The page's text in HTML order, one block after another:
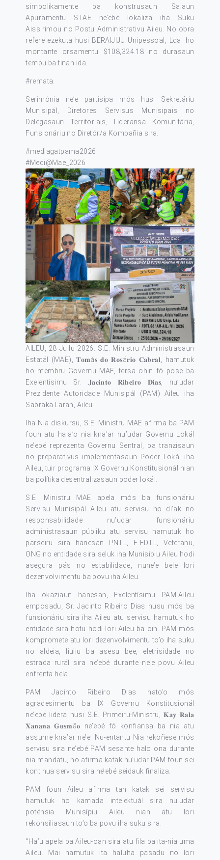
simbolikamente ba konstrusaun Salaun
Apuramentu STAE ne’ebé lokaliza iha Suku
Aissirimou no Postu Administrativu Aileu. No obra
refere ezekuta husi BERAIJIJU Unipessoal, Lda: ho
montante orsamentu $108,324.18 no durasaun
tempu ba tinan ida.
#remata.
Serimónia ne’e partisipa mós husi Sekretáriu
Munisipál, Diretores Servisus Munisipais no
Delegasaun Territoriais, Lideransa Komunitária,
Funsionáriu no Diretór/a Kompañia sira.
#mediagatpama2026
#Medi@Mae_2026
AILEU, 28 Jullu 2026. S.E. Ministru Administrasaun
Estatál (MAE), 𝐓𝐨𝐦á𝐬 𝐝𝐨 𝐑𝐨𝐬á𝐫𝐢𝐨 𝐂𝐚𝐛𝐫𝐚𝐥, hamutuk
ho membru Governu MAE, tersa ohin fó pose ba
Exelentísimu Sr. 𝐉𝐚𝐜𝐢𝐧𝐭𝐨 𝐑𝐢𝐛𝐞𝐢𝐫𝐨 𝐃𝐢𝐚𝐬, nu’udar
Prezidente Autoridade Munisipál (PAM) Aileu iha
Sabraka Laran, Aileu.
Iha Nia diskursu, S.E. Ministru MAE afirma ba PAM
foun atu hala’o nia kna’ar nu’udar Governu Lokál
ne’ebé reprezenta Governu Sentral, ba tranzisaun
no preparativus implementasaun Poder Lokál iha
Aileu, tuir programa IX Governu Konstitusionál nian
ba polítika desentralizasaun poder lokál.
S.E. Ministru MAE apela mós ba funsionáriu
Servisu Munisipál Aileu atu servisu ho di’ak no
responsabilidade nu’udar funsionáriu
administrasaun públiku atu servisu hamutuk ho
parseiru sira hanesan PNTL, F-FDTL, Veteranu,
ONG no entidade sira seluk iha Munisípiu Aileu hodi
asegura pás no estabilidade, nune’e bele lori
dezenvolvimentu ba povu iha Aileu.
Iha okaziaun hanesan, Exelentísimu PAM-Aileu
emposadu, Sr. Jacinto Ribeiro Dias husu mós ba
funsionáriu sira iha Aileu atu servisu hamutuk ho
entidade sira hotu hodi lori Aileu ba oin. PAM mós
kompromete atu lori dezenvolvimentu to’o iha suku
no aldeia, liuliu ba asesu bee, eletrisidade no
estrada rurál sira ne’ebé durante ne’e povu Aileu
enfrenta hela.
PAM Jacinto Ribeiro Dias hato’o mós
agradesimentu ba IX Governu Konstitusionál
ne’ebé lidera husi S.E. Primeiru-Ministru, 𝐊𝐚𝐲 𝐑𝐚𝐥𝐚
𝐗𝐚𝐧𝐚𝐧𝐚 𝐆𝐮𝐬𝐦ã𝐨 ne’ebé fó konfiansa ba nia atu
assume kna’ar ne’e. Nu-entantu Nia rekoñese mós
servisu sira ne’ebé PAM sesante halo ona durante
nia mandatu, no afirma katak nu’udar PAM foun sei
kontinua servisu sira ne’ebé seidauk finaliza.
PAM foun Aileu afirma tan katak sei servisu
hamutuk ho kamada intelektuál sira nu’udar
poténsia Munisípiu Aileu nian atu lori
rekonsiliasaun to’o ba povu iha suku sira.
“Ha’u apela ba Aileu-oan sira atu fila ba ita-nia uma
Aileu. Mai hamutuk ita haluha pasadu no lori